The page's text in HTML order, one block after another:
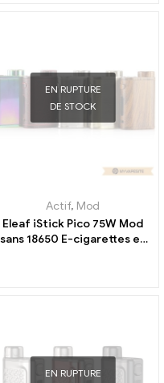
EN RUPTURE
DE STOCK
Actif, Mod
Eleaf iStick Pico 75W Mod
sans 18650 E-cigarettes en
EN RUPTURE